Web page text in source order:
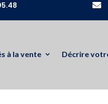

à la vente Décrire